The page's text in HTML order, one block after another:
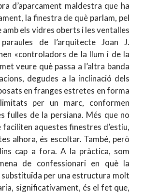
d’aparcament maldestra que ha
la finestra de què parlam, pel
els vidres oberts i les ventalles
de l’arquitecte Joan J.
«controladors de la llum i de la
veure què passa a l’altra banda
degudes a la inclinació dels
en franges estretes en forma
per un marc, conformen
fulles de la persiana. Més que no
faciliten aquestes finestres d’estiu,
alhora, és escoltar. També, però
cap a fora. A la pràctica, som
de confessionari en què la
per una estructura molt
significativament, és el fet que,